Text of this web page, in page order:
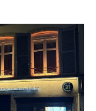
Immobilier